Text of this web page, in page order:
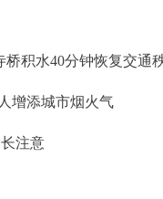
积水40分钟恢复交通
增添城市烟火气
注意